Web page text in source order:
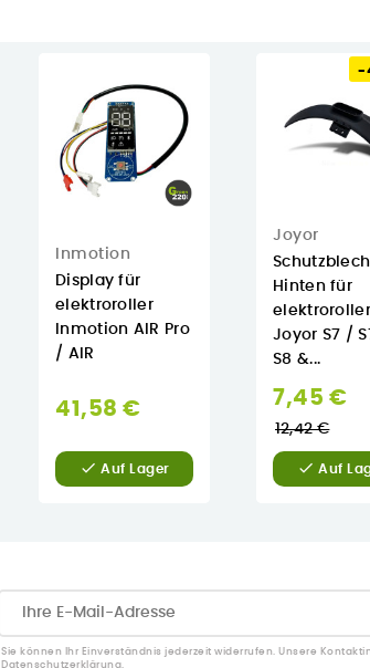
Inmotion
Display für
elektroroller
Inmotion AIR Pro
/ AIR
41,58 €
 Auf Lager
-
Joyor
Schutzblech
Hinten für
elektroroller
Joyor S7 /
S8 &...
7,45 €
12,42 €
 Auf
Sie können Ihr Einverständnis jederzeit widerrufen. Unsere
Datenschutzerklärung.